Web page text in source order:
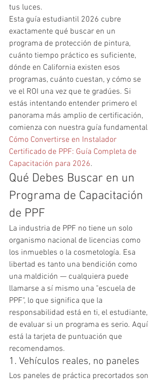
tus luces.
Esta guía estudiantil 2026 cubre
exactamente qué buscar en un
programa de protección de pintura,
cuánto tiempo práctico es suficiente,
dónde en California existen esos
programas, cuánto cuestan, y cómo se
ve el ROI una vez que te gradúes. Si
estás intentando entender primero el
panorama más amplio de certificación,
comienza con nuestra guía fundamental
Cómo Convertirse en Instalador
Certificado de PPF: Guía Completa de
Capacitación para 2026.
Qué Debes Buscar en un
Programa de Capacitación
de PPF
La industria de PPF no tiene un solo
organismo nacional de licencias como
los inmuebles o la cosmetología. Esa
libertad es tanto una bendición como
una maldición — cualquiera puede
llamarse a sí mismo una "escuela de
PPF", lo que significa que la
responsabilidad está en ti, el estudiante,
de evaluar si un programa es serio. Aquí
está la tarjeta de puntuación que
recomendamos.
1. Vehículos reales, no paneles
Los paneles de práctica precortados son